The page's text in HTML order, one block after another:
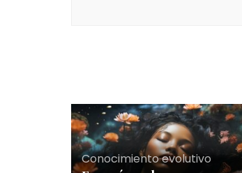
Conocimiento evolutivo